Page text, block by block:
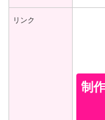
リンク
制